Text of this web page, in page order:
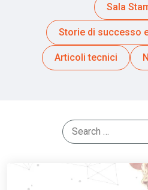
Sala
Storie di successo
Articoli tecnici